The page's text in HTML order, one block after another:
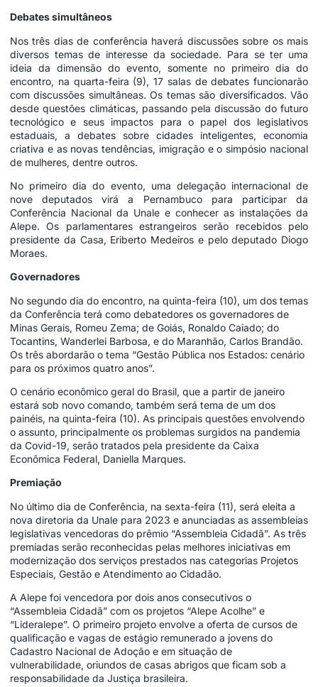
Debates simultâneos
Nos três dias de conferência haverá discussões sobre os mais
diversos temas de interesse da sociedade. Para se ter uma
ideia da dimensão do evento, somente no primeiro dia do
encontro, na quarta-feira (9), 17 salas de debates funcionarão
com discussões simultâneas. Os temas são diversificados. Vão
desde questões climáticas, passando pela discussão do futuro
tecnológico e seus impactos para o papel dos legislativos
estaduais, a debates sobre cidades inteligentes, economia
criativa e as novas tendências, imigração e o simpósio nacional
de mulheres, dentre outros.
No primeiro dia do evento, uma delegação internacional de
nove deputados virá a Pernambuco para participar da
Conferência Nacional da Unale e conhecer as instalações da
Alepe. Os parlamentares estrangeiros serão recebidos pelo
presidente da Casa, Eriberto Medeiros e pelo deputado Diogo
Moraes.
Governadores
No segundo dia do encontro, na quinta-feira (10), um dos temas
da Conferência terá como debatedores os governadores de
Minas Gerais, Romeu Zema; de Goiás, Ronaldo Caiado; do
Tocantins, Wanderlei Barbosa, e do Maranhão, Carlos Brandão.
Os três abordarão o tema “Gestão Pública nos Estados: cenário
para os próximos quatro anos”.
O cenário econômico geral do Brasil, que a partir de janeiro
estará sob novo comando, também será tema de um dos
painéis, na quinta-feira (10). As principais questões envolvendo
o assunto, principalmente os problemas surgidos na pandemia
da Covid-19, serão tratados pela presidente da Caixa
Econômica Federal, Daniella Marques.
Premiação
No último dia de Conferência, na sexta-feira (11), será eleita a
nova diretoria da Unale para 2023 e anunciadas as assembleias
legislativas vencedoras do prêmio “Assembleia Cidadã”. As três
premiadas serão reconhecidas pelas melhores iniciativas em
modernização dos serviços prestados nas categorias Projetos
Especiais, Gestão e Atendimento ao Cidadão.
A Alepe foi vencedora por dois anos consecutivos o
“Assembleia Cidadã” com os projetos “Alepe Acolhe” e
“Lideralepe”. O primeiro projeto envolve a oferta de cursos de
qualificação e vagas de estágio remunerado a jovens do
Cadastro Nacional de Adoção e em situação de
vulnerabilidade, oriundos de casas abrigos que ficam sob a
responsabilidade da Justiça brasileira.